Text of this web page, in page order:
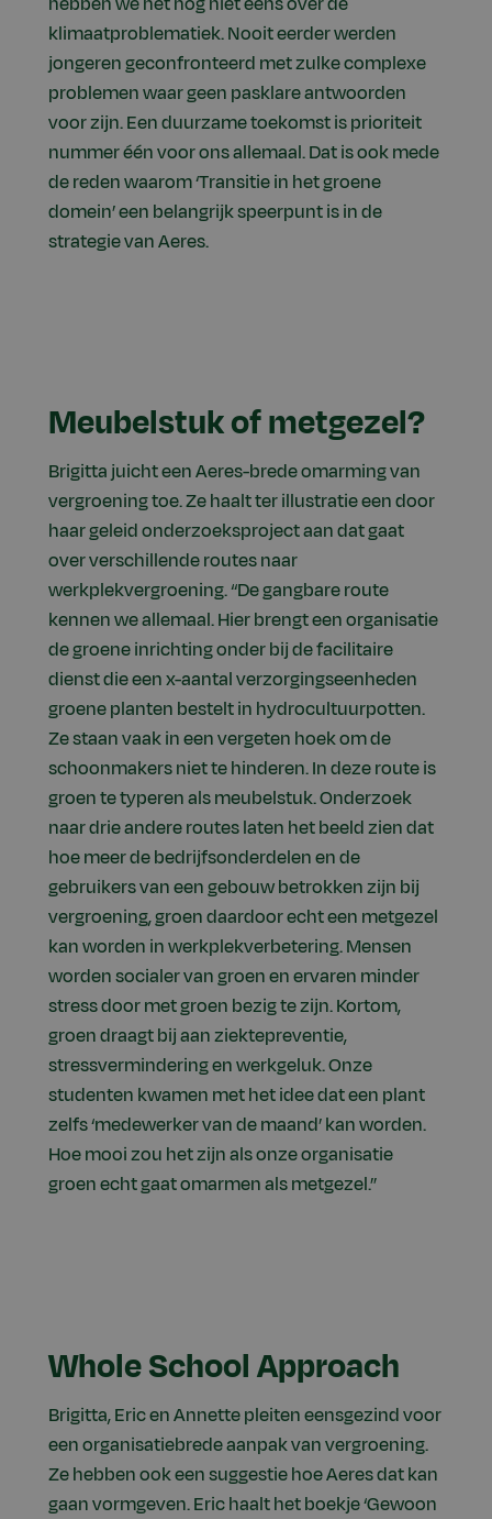
klimaatproblematiek. Nooit eerder werden
jongeren geconfronteerd met zulke complexe
problemen waar geen pasklare antwoorden
voor zijn. Een duurzame toekomst is prioriteit
nummer één voor ons allemaal. Dat is ook mede
de reden waarom ‘Transitie in het groene
domein’ een belangrijk speerpunt is in de
strategie van Aeres.
Meubelstuk of metgezel?
Brigitta juicht een Aeres-brede omarming van
vergroening toe. Ze haalt ter illustratie een door
haar geleid onderzoeksproject aan dat gaat
over verschillende routes naar
werkplekvergroening. “De gangbare route
kennen we allemaal. Hier brengt een organisatie
de groene inrichting onder bij de facilitaire
dienst die een x-aantal verzorgingseenheden
groene planten bestelt in hydrocultuurpotten.
Ze staan vaak in een vergeten hoek om de
schoonmakers niet te hinderen. In deze route is
groen te typeren als meubelstuk. Onderzoek
naar drie andere routes laten het beeld zien dat
hoe meer de bedrijfsonderdelen en de
gebruikers van een gebouw betrokken zijn bij
vergroening, groen daardoor echt een metgezel
kan worden in werkplekverbetering. Mensen
worden socialer van groen en ervaren minder
stress door met groen bezig te zijn. Kortom,
groen draagt bij aan ziektepreventie,
stressvermindering en werkgeluk. Onze
studenten kwamen met het idee dat een plant
zelfs ‘medewerker van de maand’ kan worden.
Hoe mooi zou het zijn als onze organisatie
groen echt gaat omarmen als metgezel.”
Whole School Approach
Brigitta, Eric en Annette pleiten eensgezind voor
een organisatiebrede aanpak van vergroening.
Ze hebben ook een suggestie hoe Aeres dat kan
gaan vormgeven. Eric haalt het boekje ‘Gewoon